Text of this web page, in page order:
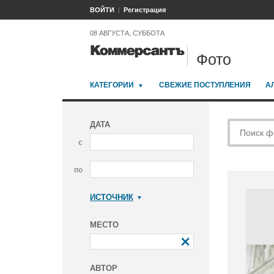
ВОЙТИ Регистрация
08 АВГУСТА, СУББОТА
Фото
КАТЕГОРИИ СВЕЖИЕ ПОСТУПЛЕНИЯ
ДАТА
с
по
ИСТОЧНИК
МЕСТО
АВТОР